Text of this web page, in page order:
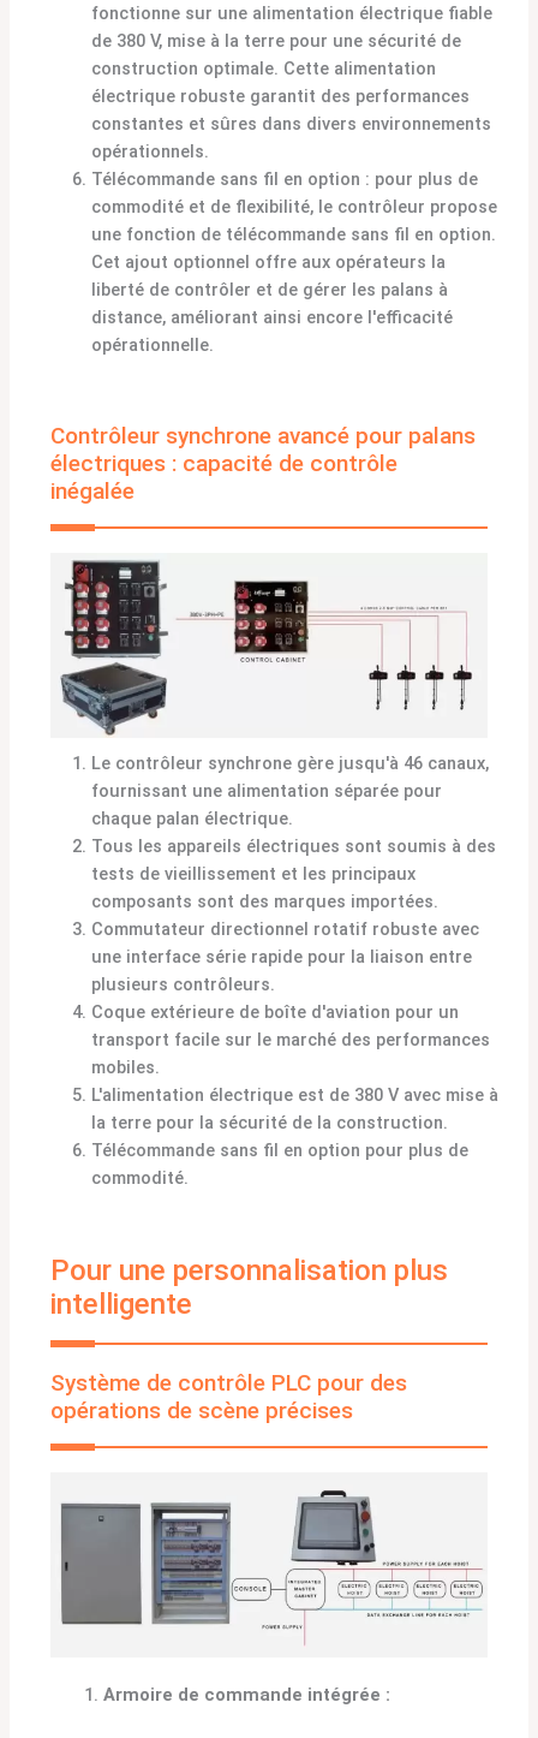
fonctionne sur une alimentation électrique fiable
de 380 V, mise à la terre pour une sécurité de
construction optimale. Cette alimentation
électrique robuste garantit des performances
constantes et sûres dans divers environnements
opérationnels.
Télécommande sans fil en option : pour plus de
commodité et de flexibilité, le contrôleur propose
une fonction de télécommande sans fil en option.
Cet ajout optionnel offre aux opérateurs la
liberté de contrôler et de gérer les palans à
distance, améliorant ainsi encore l'efficacité
opérationnelle.
Contrôleur synchrone avancé pour palans
électriques : capacité de contrôle
inégalée
Le contrôleur synchrone gère jusqu'à 46 canaux,
fournissant une alimentation séparée pour
chaque palan électrique.
Tous les appareils électriques sont soumis à des
tests de vieillissement et les principaux
composants sont des marques importées.
Commutateur directionnel rotatif robuste avec
une interface série rapide pour la liaison entre
plusieurs contrôleurs.
Coque extérieure de boîte d'aviation pour un
transport facile sur le marché des performances
mobiles.
L'alimentation électrique est de 380 V avec mise à
la terre pour la sécurité de la construction.
Télécommande sans fil en option pour plus de
commodité.
Pour une personnalisation plus
intelligente
Système de contrôle PLC pour des
opérations de scène précises
Armoire de commande intégrée :